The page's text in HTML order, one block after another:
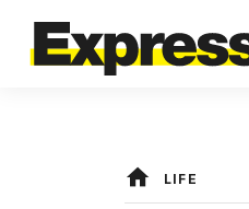
LIFE